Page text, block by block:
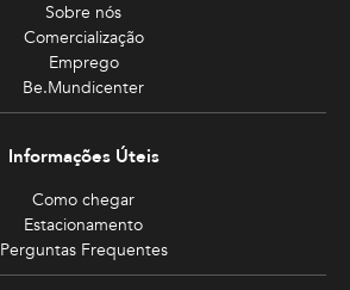
Sobre nós
Comercialização
Emprego
Be.Mundicenter
Informações Úteis
Como chegar
Estacionamento
Perguntas Frequentes